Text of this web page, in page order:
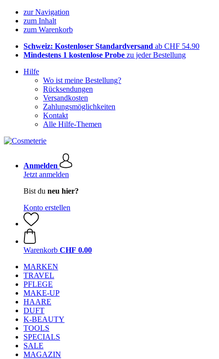
zur Navigation
zum Inhalt
zum Warenkorb
Schweiz: Kostenloser Standardversand ab CHF 54.90
Mindestens 1 kostenlose Probe zu jeder Bestellung
Hilfe
Wo ist meine Bestellung?
Rücksendungen
Versandkosten
Zahlungsmöglichkeiten
Kontakt
Alle Hilfe-Themen
Anmelden
Jetzt anmelden
Bist du neu hier?
Konto erstellen
Warenkorb CHF 0.00
MARKEN
TRAVEL
PFLEGE
MAKE-UP
HAARE
DUFT
K-BEAUTY
TOOLS
SPECIALS
SALE
MAGAZIN